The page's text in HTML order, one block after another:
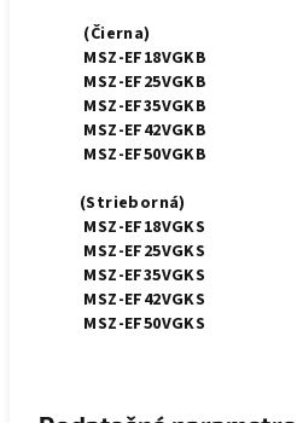
(Čierna)
MSZ-EF18VGKB
MSZ-EF25VGKB
MSZ-EF35VGKB
MSZ-EF42VGKB
MSZ-EF50VGKB
(Strieborná)
MSZ-EF18VGKS
MSZ-EF25VGKS
MSZ-EF35VGKS
MSZ-EF42VGKS
MSZ-EF50VGKS